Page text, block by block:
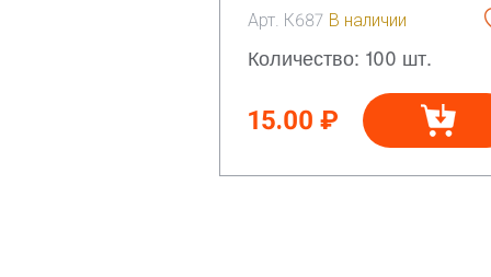
Арт. К687 В наличии
Количество: 100 шт.
15.00 ₽